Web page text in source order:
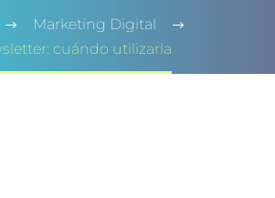
Marketing Digital
cuándo utilizarla